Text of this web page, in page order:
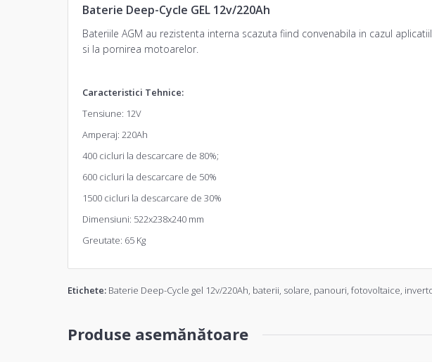
Baterie Deep-Cycle GEL 12v/220Ah
Bateriile AGM au rezistenta interna scazuta fiind convenabila in cazul
si la pornirea motoarelor.
Caracteristici Tehnice:
Tensiune: 12V
Amperaj: 220Ah
400 cicluri la descarcare de 80%;
600 cicluri la descarcare de 50%
1500 cicluri la descarcare de 30%
Dimensiuni: 522x238x240 mm
Greutate: 65 Kg
Etichete: Baterie Deep-Cycle gel 12v/220Ah, baterii, solare, panouri, fotovoltaice,
Produse asemănătoare